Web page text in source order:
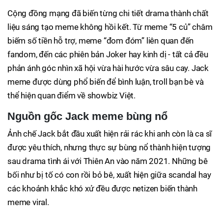
Cộng đồng mạng đã biến từng chi tiết drama thành chất
liệu sáng tạo meme không hồi kết. Từ meme “5 củ” châm
biếm số tiền hỗ trợ, meme “đom đóm” liên quan đến
fandom, đến các phiên bản Joker hay kinh dị - tất cả đều
phản ánh góc nhìn xã hội vừa hài hước vừa sâu cay. Jack
meme được dùng phổ biến để bình luận, troll bạn bè và
thể hiện quan điểm về showbiz Việt.
Nguồn gốc Jack meme bùng nổ
Ảnh chế Jack bắt đầu xuất hiện rải rác khi anh còn là ca sĩ
được yêu thích, nhưng thực sự bùng nổ thành hiện tượng
sau drama tình ái với Thiên An vào năm 2021. Những bê
bối như bị tố có con rồi bỏ bê, xuất hiện giữa scandal hay
các khoảnh khắc khó xử đều được netizen biến thành
meme viral.